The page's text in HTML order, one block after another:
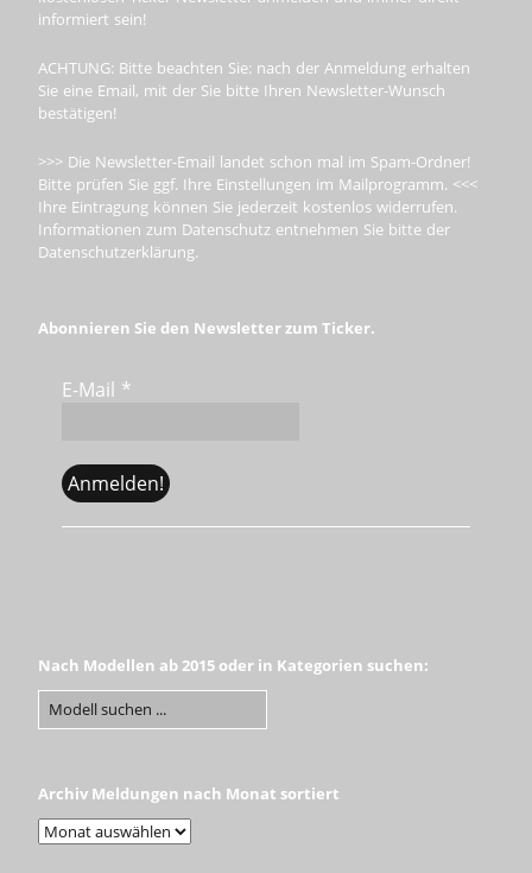
informiert sein!
ACHTUNG: Bitte beachten Sie: nach der Anmeldung erhalten
Sie eine Email, mit der Sie bitte Ihren Newsletter-Wunsch
bestätigen!
>>> Die Newsletter-Email landet schon mal im Spam-Ordner!
Bitte prüfen Sie ggf. Ihre Einstellungen im Mailprogramm. <<<
Ihre Eintragung können Sie jederzeit kostenlos widerrufen.
Informationen zum Datenschutz entnehmen Sie bitte der
Datenschutzerklärung.
Abonnieren Sie den Newsletter zum Ticker.
E-Mail *
Nach Modellen ab 2015 oder in Kategorien suchen:
Archiv Meldungen nach Monat sortiert